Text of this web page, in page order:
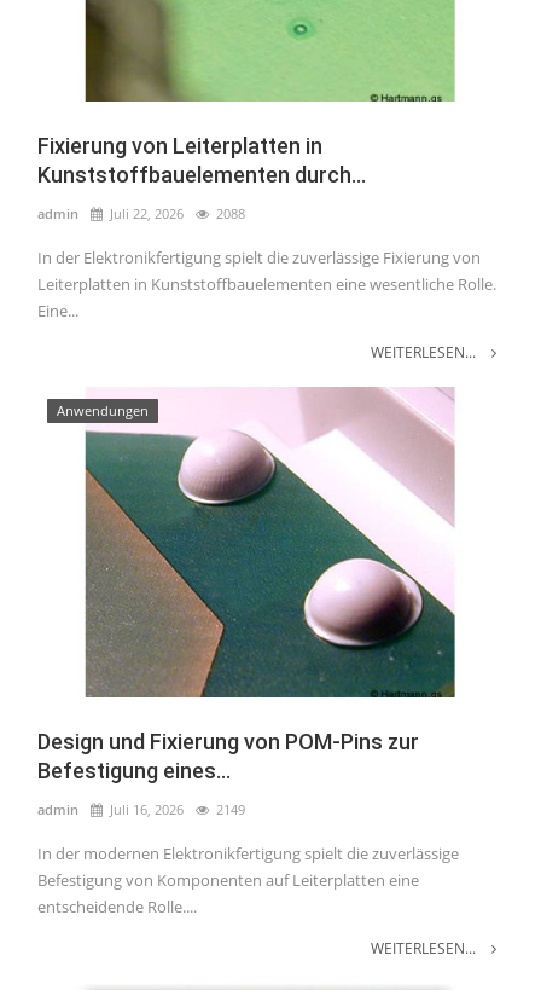
Fixierung von Leiterplatten in
Kunststoffbauelementen durch...
admin Juli 22, 2026 2088
In der Elektronikfertigung spielt die zuverlässige Fixierung von
Leiterplatten in Kunststoffbauelementen eine wesentliche Rolle.
Eine...
WEITERLESEN...
Anwendungen
Design und Fixierung von POM-Pins zur
Befestigung eines...
admin Juli 16, 2026 2149
In der modernen Elektronikfertigung spielt die zuverlässige
Befestigung von Komponenten auf Leiterplatten eine
entscheidende Rolle....
WEITERLESEN...